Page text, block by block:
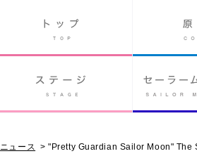
ニュース >"Pretty Guardian Sailor Moon" The